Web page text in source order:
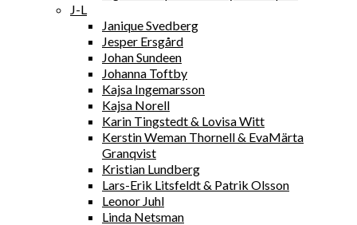
J-L
Janique Svedberg
Jesper Ersgård
Johan Sundeen
Johanna Toftby
Kajsa Ingemarsson
Kajsa Norell
Karin Tingstedt & Lovisa Witt
Kerstin Weman Thornell & EvaMärta
Granqvist
Kristian Lundberg
Lars-Erik Litsfeldt & Patrik Olsson
Leonor Juhl
Linda Netsman